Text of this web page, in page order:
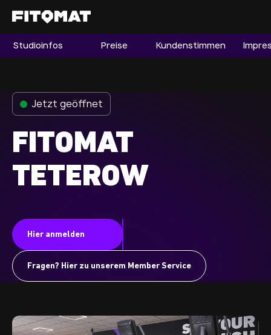
Gym
Franchise
Firmenfitness
Mitglieder LOGIN
Studioinfos Preise Kundenstimmen
Jetzt geöffnet
FITOMAT
TETEROW
Hier anmelden
Fragen? Hier zu unserem Member Service